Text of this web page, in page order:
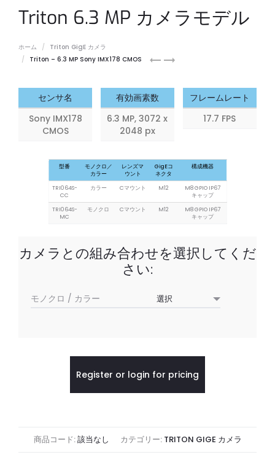
Triton 6.3 MP カメラモデル
ホーム
Triton GigE カメラ
Triton – 6.3 MP Sony IMX178 CMOS
Triton
センサ名
Sony IMX178
CMOS
有効画素数
6.3 MP, 3072 x
2048 px
フレームレート
17.7 FPS
型番
モノクロ／
カラー
レンズマ
ウント
GigEコ
ネクタ
構成機器
TRI064S-
CC
カラー Cマウント M12
M8 GPIO IP67
キャップ
TRI064S-
MC
モノクロ Cマウント M12
M8 GPIO IP67
キャップ
カメラとの組み合わせを選択してくだ
さい:
モノクロ / カラー
Register or login for pricing
商品コード:該当なし カテゴリー: TRITON GIGE カメラ